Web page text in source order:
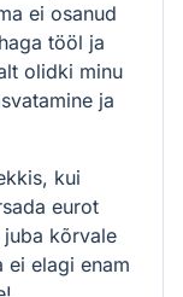
ei osanud
tööl ja
olidki minu
ja
kui
eurot
kõrvale
ei elagi enam